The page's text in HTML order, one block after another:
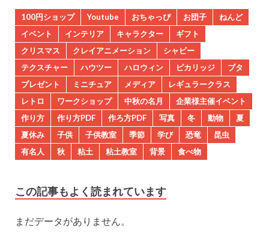
100円ショップ Youtube おちゃっぴ お団子
ねんど
イベント
インテリア キャラクター
ギフト
クリスマス
クレイアニメーション
シャビー
テクスチャー
ハウツー ハロウィン ピカリッジ
ブタ
プレゼント
ミニチュア メディア
レギュラークラス
レトロ
ワークショップ 中秋の名月
企業様主催イベント
作り方
作り方PDF 作ろ方PDF 写真 冬 動物
夏
夏休み
子供 子供教室 季節 学び 恐竜
昆虫
有名人
秋 粘土 粘土教室 背景 食べ物
この記事もよく読まれています
まだデータがありません。